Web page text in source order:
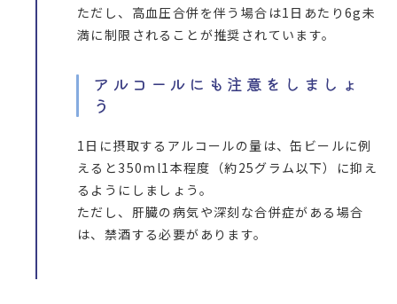
ただし、高血圧合併を伴う場合は1日あたり6g未
満に制限されることが推奨されています。
アルコールにも注意をしましょ
う
1日に摂取するアルコールの量は、缶ビールに例
えると350ml1本程度（約25グラム以下）に抑え
るようにしましょう。
ただし、肝臓の病気や深刻な合併症がある場合
は、禁酒する必要があります。